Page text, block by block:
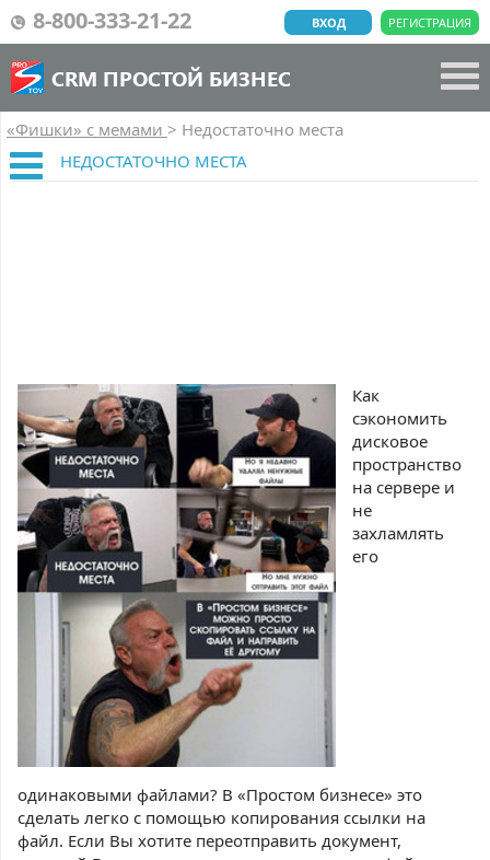
8-800-333-21-22 РЕГИСТРАЦИЯ
ВХОД
CRM ПРОСТОЙ БИЗНЕС
«Фишки» с мемами > Недостаточно места
НЕДОСТАТОЧНО МЕСТА
Как
сэкономить
дисковое
пространство
на сервере и
не
захламлять
его
одинаковыми файлами? В «Простом бизнесе» это
сделать легко с помощью копирования ссылки на
файл. Если Вы хотите переотправить документ,